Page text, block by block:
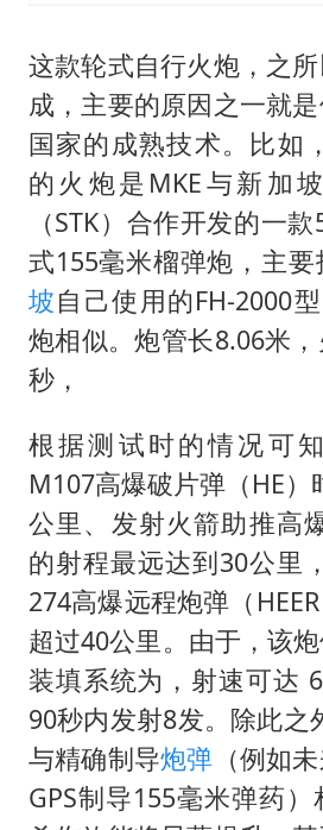
这款轮式自行火炮，之
成，主要的原因之一就
国家的成熟技术。比如
的火炮是MKE与新加
（STK）合作开发的一
式155毫米榴弹炮，主
坡自己使用的FH-2000
炮相似。炮管长8.06米
秒，
根据测试时的情况可
M107高爆破片弹（HE）
公里、发射火箭助推高爆
的射程最远达到30公里
274高爆远程炮弹（
超过40公里。由于，该
装填系统为，射速可达
90秒内发射8发。除此之
与精确制导炮弹 （例如
GPS制导155毫米弹药